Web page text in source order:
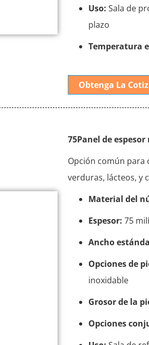
Uso: Sala de
plazo
Temperatura
Obtenga La
75Panel de espesor
Opción común para
verduras, lácteos, y
Material del
Espesor: 75
Ancho
Opciones de
inoxidable
Grosor de la
Opciones